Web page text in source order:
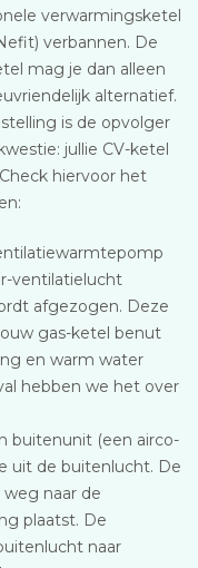
verwarmingsketel
verbannen. De
mag je dan alleen
alternatief.
is de opvolger
jullie CV-ketel
hiervoor het
ventilatielucht
afgezogen. Deze
gas-ketel benut
en warm water
hebben we het over
buitenunit (een airco-
uit de buitenlucht. De
naar de
plaatst. De
naar